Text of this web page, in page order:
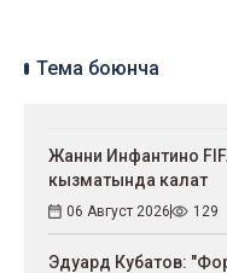
Тема боюнча
Жанни Инфантино
кызматында калат
06 Август 2026 129
Эдуард Кубатов: